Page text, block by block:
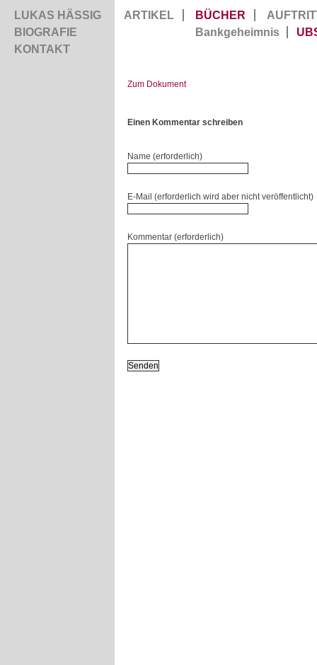
LUKAS HÄSSIG
BIOGRAFIE
KONTAKT
ARTIKEL BÜCHER
Bankgeheimnis
Zum Dokument
Einen Kommentar schreiben
Name (erforderlich)
E-Mail (erforderlich wird aber nicht veröffentlicht)
Kommentar (erforderlich)